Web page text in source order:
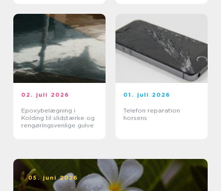
02. juli 2026
Epoxybelægning i
Kolding til slidstærke og
rengøringsvenlige gulve
01. juli 2026
Telefon reparation
horsens
05. juni 2026